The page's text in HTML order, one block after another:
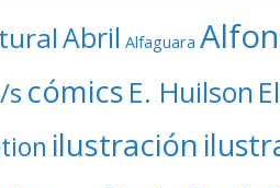
Abril Alfaguara
s cómics E. Huilson
ilustración